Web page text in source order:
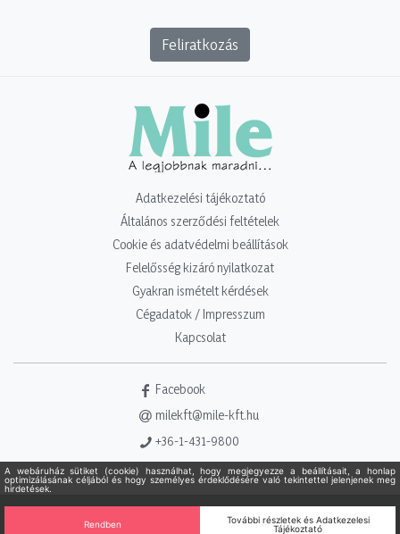
Feliratkozás
Adatkezelési tájékoztató
Általános szerződési feltételek
Cookie és adatvédelmi beállítások
Felelősség kizáró nyilatkozat
Gyakran ismételt kérdések
Cégadatok / Impresszum
Kapcsolat
Facebook
milekft@mile-kft.hu
+36-1-431-9800
Copyright 2021 - 2026. Mile Kft. Minden jog fenntartva!Powered